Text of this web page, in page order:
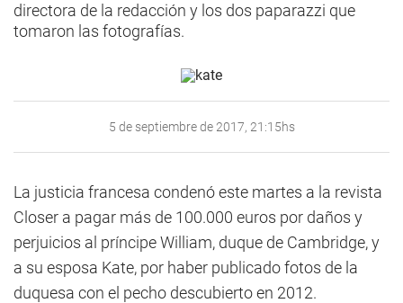
directora de la redacción y los dos paparazzi que
tomaron las fotografías.
5 de septiembre de 2017, 21:15hs
La justicia francesa condenó este martes a la revista
Closer a pagar más de 100.000 euros por daños y
perjuicios al príncipe William, duque de Cambridge, y
a su esposa Kate, por haber publicado fotos de la
duquesa con el pecho descubierto en 2012.